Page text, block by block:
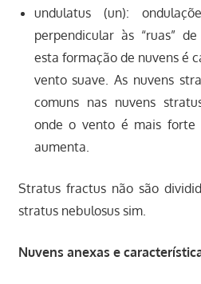
undulatus (un):
perpendicular às “ruas”
esta formação de nuvens é
vento suave. As nuvens
comuns nas nuvens
onde o vento é mais
aumenta.
Stratus fractus não são
stratus nebulosus sim.
Nuvens anexas e